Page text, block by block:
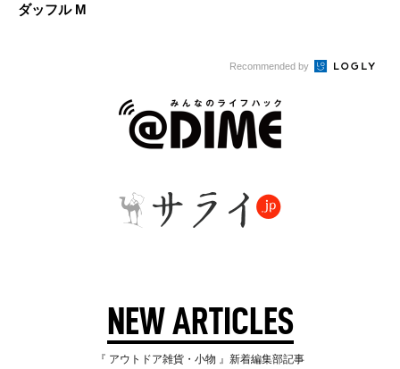
ダッフル M
Recommended by
NEW ARTICLES
『 アウトドア雑貨・小物 』新着編集部記事